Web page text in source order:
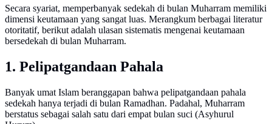
Secara syariat, memperbanyak sedekah di bulan Muharram memiliki
dimensi keutamaan yang sangat luas. Merangkum berbagai literatur
otoritatif, berikut adalah ulasan sistematis mengenai keutamaan
bersedekah di bulan Muharram.
1. Pelipatgandaan Pahala
Banyak umat Islam beranggapan bahwa pelipatgandaan pahala
sedekah hanya terjadi di bulan Ramadhan. Padahal, Muharram
berstatus sebagai salah satu dari empat bulan suci (Asyhurul